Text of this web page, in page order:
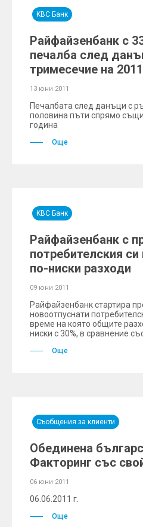
KBC Банк
Райфайзенбанк с
печалба след
тримесечие на
13 юни 2011
Печалбата след данъци с
половина пъти спрямо
година
Още
KBC Банк
Райфайзенбанк с
потребителския си
по-ниски разходи
09 юни 2011
Райфайзенбанк стартира
новоотпуснати
време на която общите
ниски с 30%, в сравнение
Още
Съобщения за клиенти
Обединена
Факторинг със
06 юни 2011
06.06.2011 г.
Още